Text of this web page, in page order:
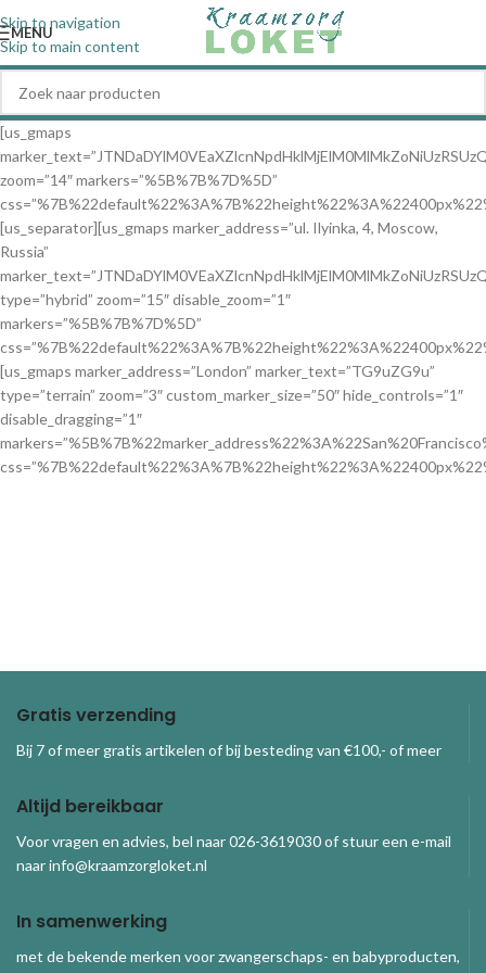
Skip to navigation
Skip to main content
MENU
[us_gmaps
zoom=”14″ markers=”%5B%7B%7D%5D”
[us_separator][us_gmaps marker_address=”ul. Ilyinka, 4, Moscow,
Russia”
type=”hybrid” zoom=”15″ disable_zoom=”1″
markers=”%5B%7B%7D%5D”
[us_gmaps marker_address=”London” marker_text=”TG9uZG9u”
type=”terrain” zoom=”3″ custom_marker_size=”50″ hide_controls=”1″
disable_dragging=”1″
Gratis verzending
Bij 7 of meer gratis artikelen of bij besteding van €100,- of meer
Altijd bereikbaar
Voor vragen en advies, bel naar 026-3619030 of stuur een e-mail
naar info@kraamzorgloket.nl
In samenwerking
met de bekende merken voor zwangerschaps- en babyproducten,